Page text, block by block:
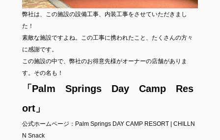
弊社は、この施設の設備工事、内装工事をさせていただきまし
た！
素敵な施設ですよね。この工事に携われたこと、たくさんの方々
に感謝です。
この施設の中で、弊社のお得意先様がオーナーの店舗がありま
す。その名も！
「Palm Springs Day Camp Res
ort」
公式ホームページ： Palm Springs DAY CAMP RESORT | CHILLN
N Snack